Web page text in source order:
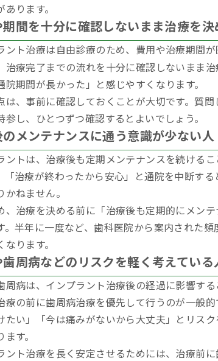
ります。
間を十分に確認しないまま治療を決
ント治療は自由診療のため、費用や治療期間が
治療完了までの流れを十分に確認しないまま
院期間が長かった」と感じやすくなります。
は、事前に確認しておくことが大切です。質
参し、ひとつずつ確認するとよいでしょう。
メンテナンスに通う意識が少ない人
ントは、治療後も定期メンテナンスを続ける
「治療が終わったから安心」と通院を中断す
かねません。
、治療を決める前に「治療後も定期的にメン
。半年に一度など、歯科医院から案内された
ります。
周病などのリスクを軽く考えている
周病は、インプラント治療後の経過に影響す
療の前に歯周病治療を優先して行うのが一般
たい」「今は痛みがないから大丈夫」とリス
す。
ント治療を長く安定させるためには、治療前